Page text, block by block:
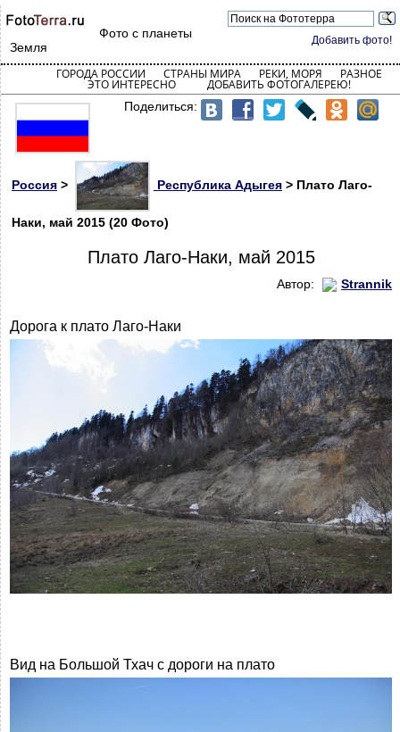
Добавить фото!
Фото с планеты
Земля
ГОРОДА РОССИИ СТРАНЫ МИРА РЕКИ, МОРЯ РАЗНОЕ
ЭТО ИНТЕРЕСНО ДОБАВИТЬ ФОТОГАЛЕРЕЮ!
Поделиться:
Россия > Республика Адыгея > Плато Лаго-
Наки, май 2015 (20 Фото)
Плато Лаго-Наки, май 2015
Автор: Strannik
Дорога к плато Лаго-Наки
Вид на Большой Тхач с дороги на плато